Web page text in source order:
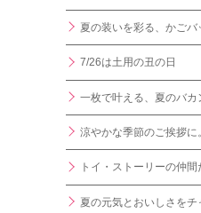
夏の装いを彩る、かご
7/26は土用の丑の日
一枚で叶える、夏のバカ
涼やかな季節のご挨拶
トイ・ストーリーの仲間
夏の元気とおいしさを